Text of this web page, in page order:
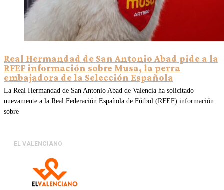
Real Hermandad de San Antonio Abad pide a la
RFEF información sobre Musa, la perra
embajadora de la Selección Española
La Real Hermandad de San Antonio Abad de Valencia ha solicitado
nuevamente a la Real Federación Española de Fútbol (RFEF) información
sobre
EL VALENCIANO